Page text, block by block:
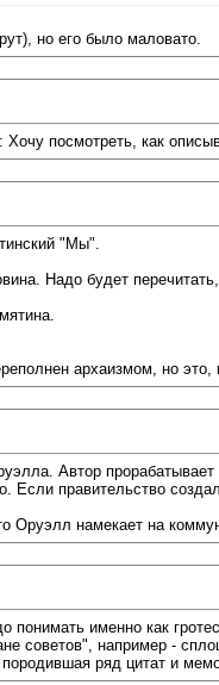
но его было маловато.
посмотреть, как
"Мы".
Надо будет
архаизмом, но
Автор прорабатывает
Если правительство
Оруэлл намекает на
именно как
советов", например -
ряд цитат и